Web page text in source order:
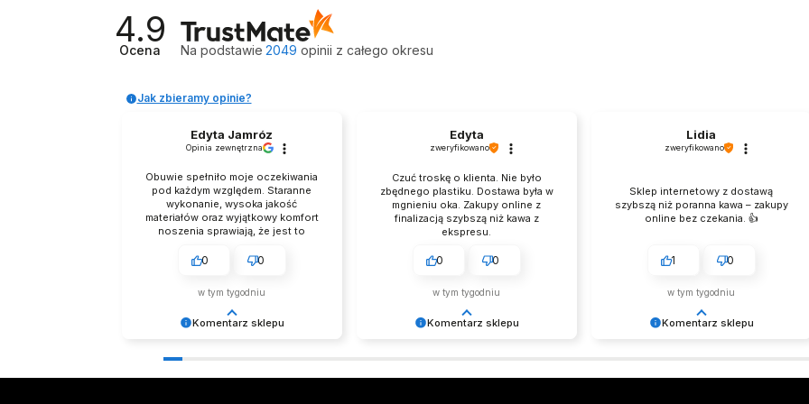
4.9
Ocena Na podstawie 2049 opinii z całego okresu
Jak zbieramy opinie?
Komentarz sklepu
Edyta Jamróz
Opinia zewnętrzna
Obuwie spełniło moje oczekiwania
pod każdym względem. Staranne
wykonanie, wysoka jakość
materiałów oraz wyjątkowy komfort
noszenia sprawiają, że jest to
prezentują się niezwykle
0 0
w tym tygodniu
Komentarz sklepu
Edyta
zweryfikowano
Czuć troskę o klienta. Nie było
zbędnego plastiku. Dostawa była w
mgnieniu oka. Zakupy online z
finalizacją szybszą niż kawa z
ekspresu.
0 0
w tym tygodniu
Komentarz sklepu
Lidia
zweryfikowano
Sklep internetowy z dostawą
szybszą niż poranna kawa – zakupy
online bez czekania. 👍️
1 0
w tym tygodniu